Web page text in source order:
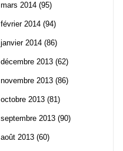
mars 2014 (95)
février 2014 (94)
janvier 2014 (86)
décembre 2013 (62)
novembre 2013 (86)
octobre 2013 (81)
septembre 2013 (90)
août 2013 (60)